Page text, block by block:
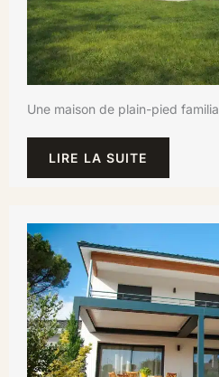
Une maison de plain-pied
LIRE LA SUITE